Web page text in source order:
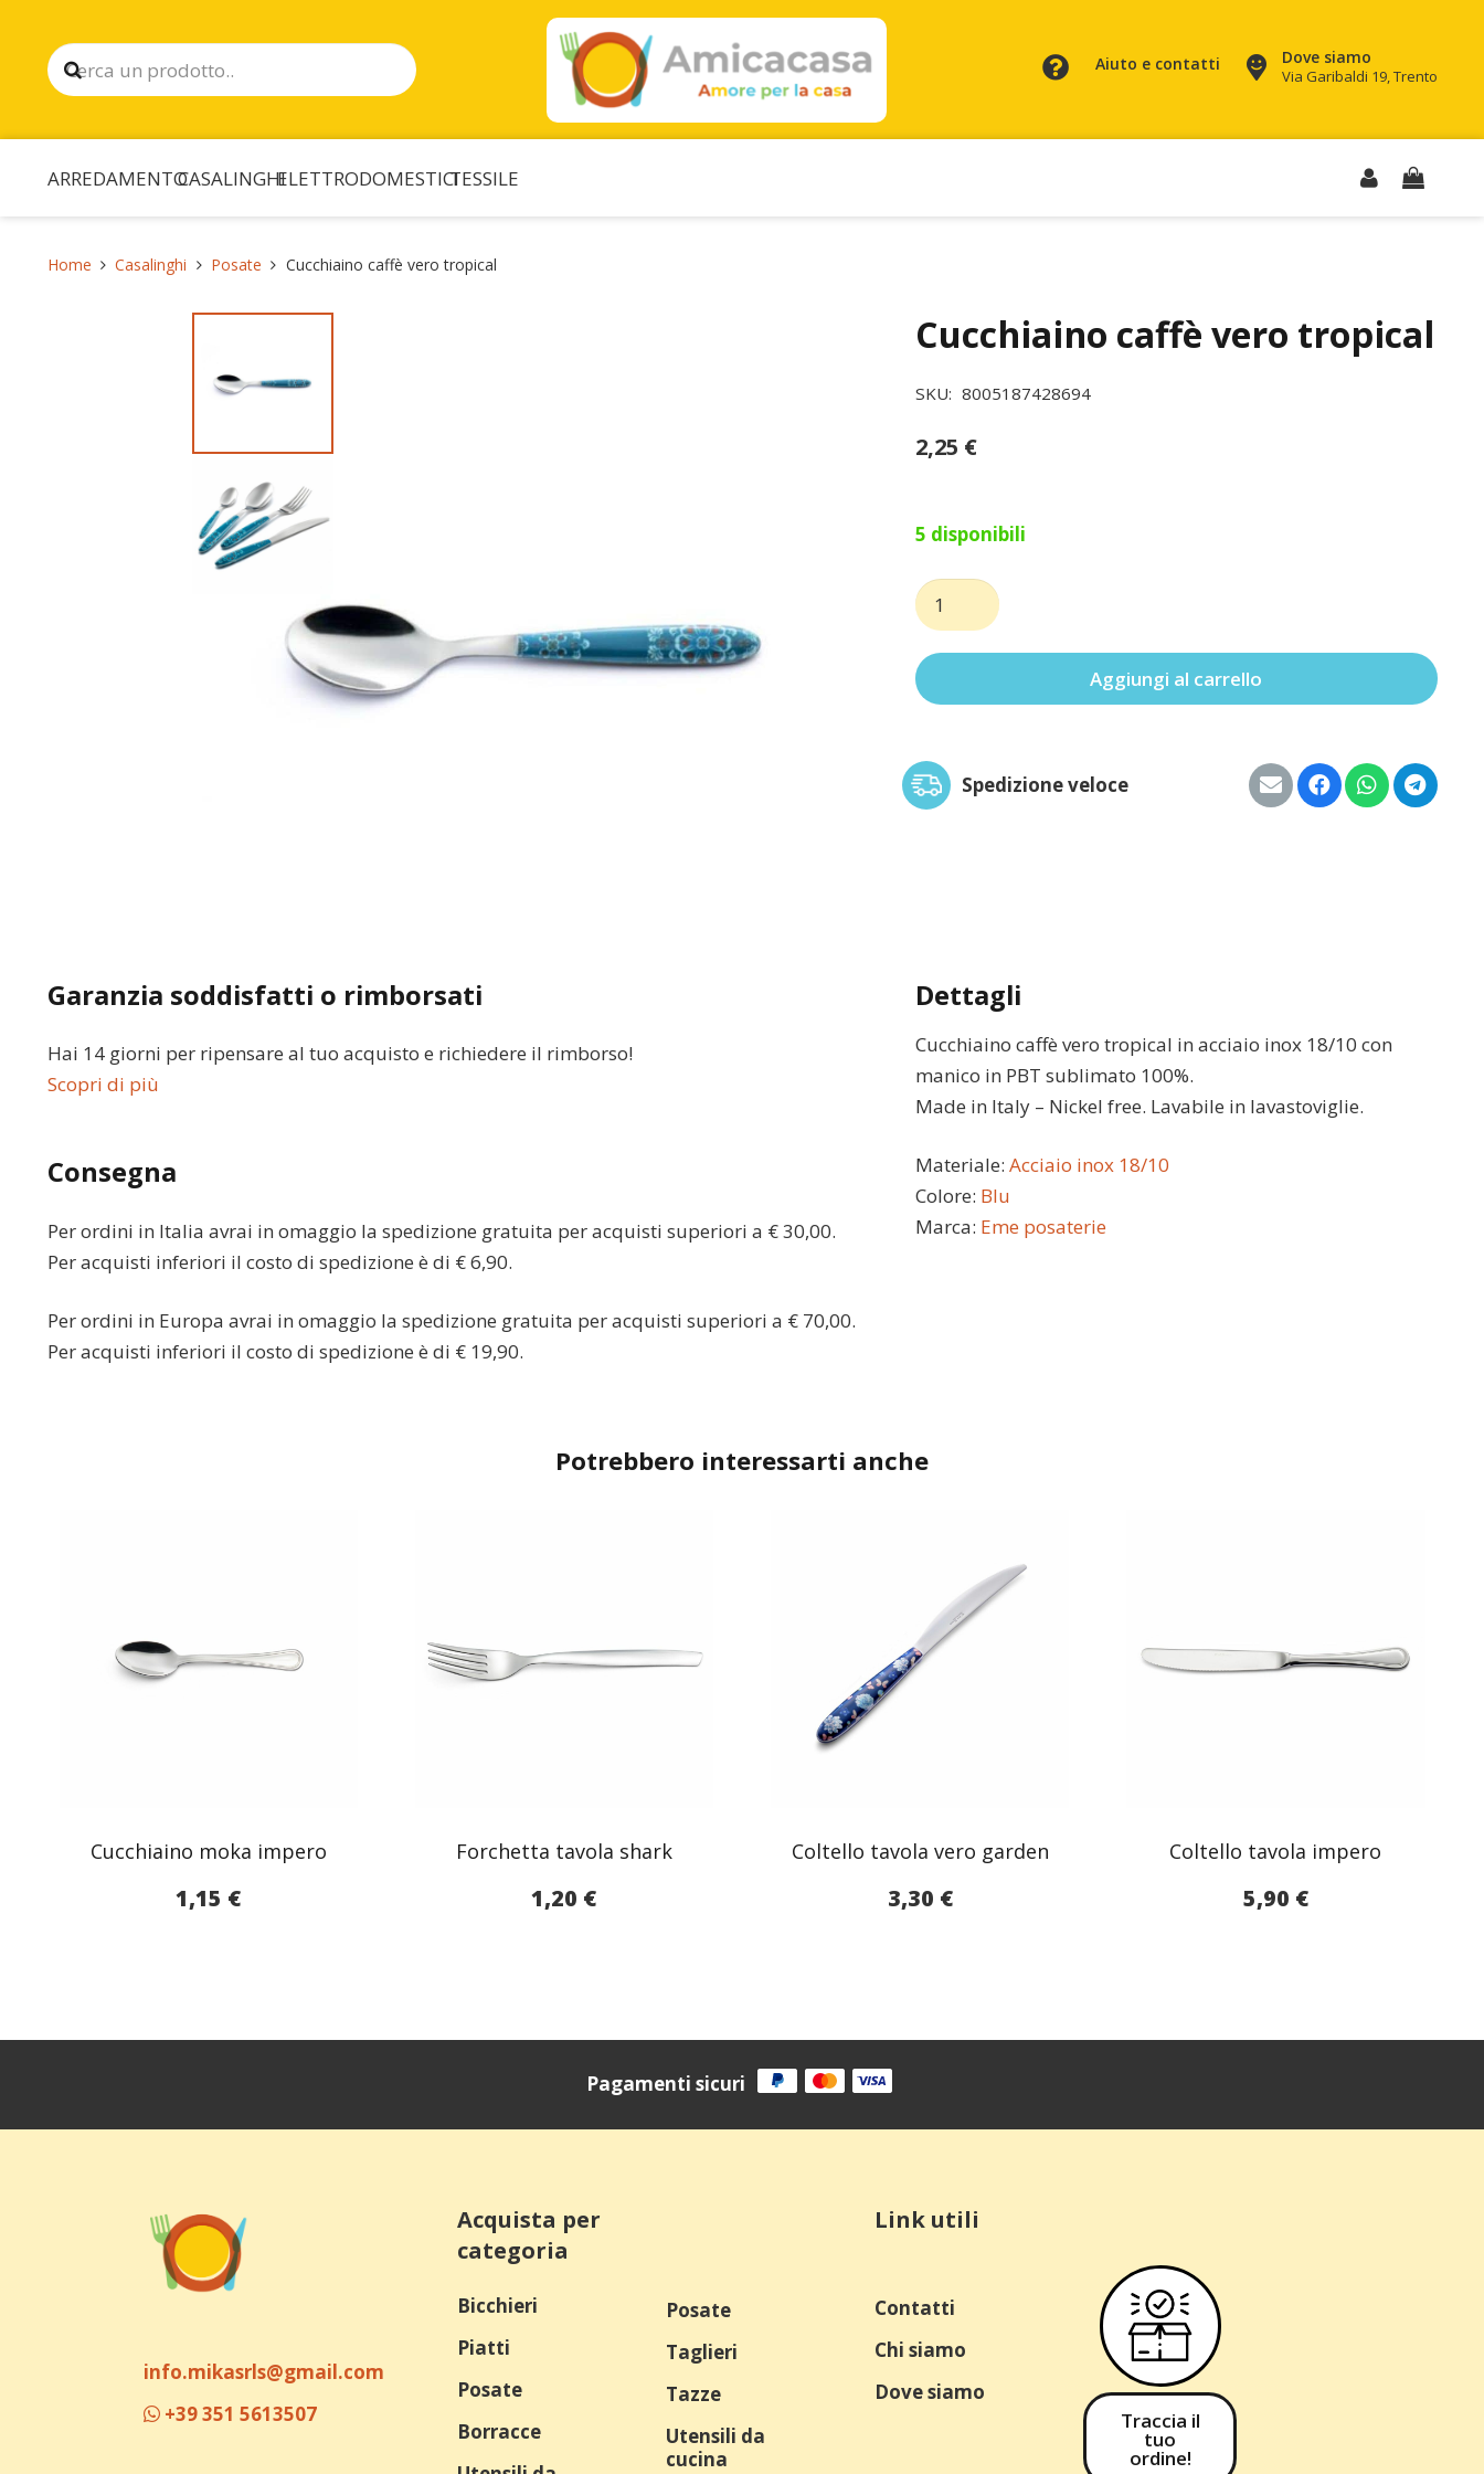
Aiuto e contatti Dove siamo
Via Garibaldi 19, Trento
ARREDAMENTOCASALINGHIELETTRODOMESTICITESSILE
Home Casalinghi Posate Cucchiaino caffè vero tropical
Cucchiaino caffè vero tropical
SKU: 8005187428694
2,25 €
5 disponibili
Cucchiaino
caffè
vero
tropical
Aggiungi al carrello
Spedizione veloce
Garanzia soddisfatti o rimborsati
Hai 14 giorni per ripensare al tuo acquisto e richiedere il rimborso!
Scopri di più
Consegna
Per ordini in Italia avrai in omaggio la spedizione gratuita per acquisti superiori a € 30,00.
Per acquisti inferiori il costo di spedizione è di € 6,90.
Per ordini in Europa avrai in omaggio la spedizione gratuita per acquisti superiori a € 70,00.
Per acquisti inferiori il costo di spedizione è di € 19,90.
Dettagli
Cucchiaino caffè vero tropical in acciaio inox 18/10 con
manico in PBT sublimato 100%.
Made in Italy – Nickel free. Lavabile in lavastoviglie.
Materiale: Acciaio inox 18/10
Colore: Blu
Marca: Eme posaterie
Potrebbero interessarti anche
Cucchiaino moka impero
1,15 €
Forchetta tavola shark
1,20 €
Coltello tavola vero garden
3,30 €
Coltello tavola impero
5,90 €
Pagamenti sicuri
info.mikasrls@gmail.com
+39 351 5613507
Acquista per
categoria
Bicchieri
Piatti
Posate
Borracce
Posate
Taglieri
Tazze
Utensili da
cucina
Link utili
Contatti
Chi siamo
Dove siamo
Traccia il
tuo
ordine!